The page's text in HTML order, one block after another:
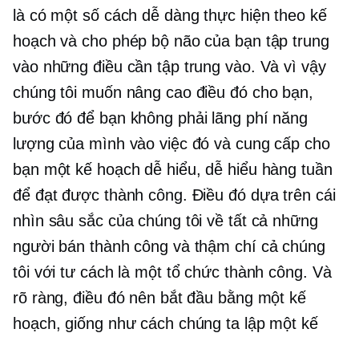
là có một số cách dễ dàng thực hiện theo kế
hoạch và cho phép bộ não của bạn tập trung
vào những điều cần tập trung vào. Và vì vậy
chúng tôi muốn nâng cao điều đó cho bạn,
bước đó để bạn không phải lãng phí năng
lượng của mình vào việc đó và cung cấp cho
bạn một kế hoạch dễ hiểu, dễ hiểu hàng tuần
để đạt được thành công. Điều đó dựa trên cái
nhìn sâu sắc của chúng tôi về tất cả những
người bán thành công và thậm chí cả chúng
tôi với tư cách là một tổ chức thành công. Và
rõ ràng, điều đó nên bắt đầu bằng một kế
hoạch, giống như cách chúng ta lập một kế